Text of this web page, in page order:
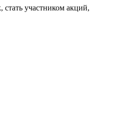
участником акций,